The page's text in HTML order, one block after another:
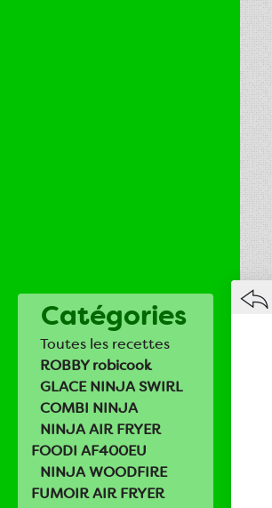
Catégories
Toutes les recettes
ROBBY robicook
GLACE NINJA SWIRL
COMBI NINJA
NINJA AIR FRYER
FOODI AF400EU
NINJA WOODFIRE
FUMOIR AIR FRYER